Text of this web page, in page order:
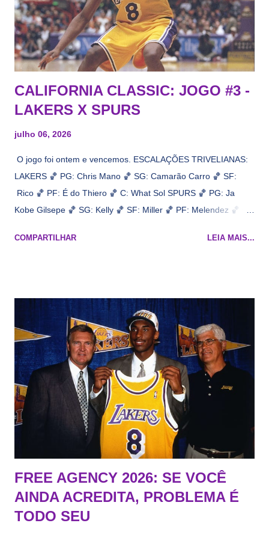
CALIFORNIA CLASSIC: JOGO #3 -
LAKERS X SPURS
julho 06, 2026
O jogo foi ontem e vencemos. ESCALAÇÕES TRIVELIANAS:
LAKERS 🏀 PG: Chris Mano 🏀 SG: Camarão Carro 🏀 SF:
Rico 🏀 PF: É do Thiero 🏀 C: What Sol SPURS 🏀 PG: Ja
Kobe Gilsepe 🏀 SG: Kelly 🏀 SF: Miller 🏀 PF: Melendez 🏀 C:
Na quadra Transmissão: NBA League Pass
COMPARTILHAR LEIA MAIS...
FREE AGENCY 2026: SE VOCÊ
AINDA ACREDITA, PROBLEMA É
TODO SEU